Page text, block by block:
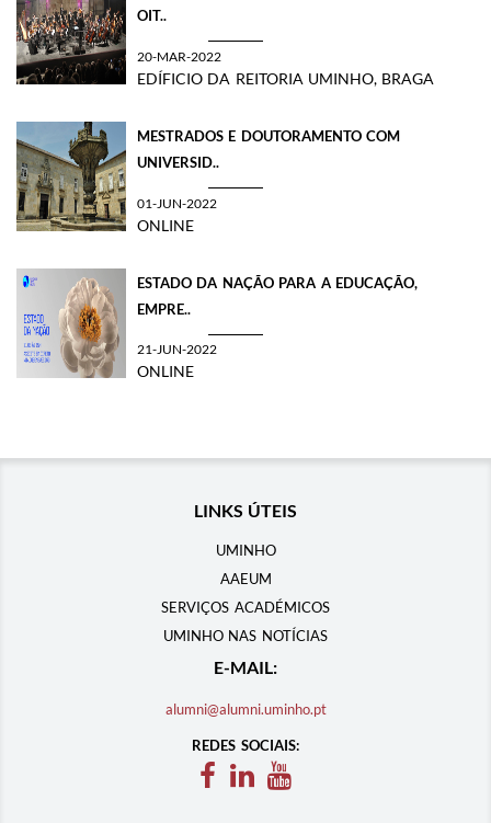
OIT..
20-MAR-2022
EDÍFICIO DA REITORIA UMINHO, BRAGA
MESTRADOS E DOUTORAMENTO COM
UNIVERSID..
01-JUN-2022
ONLINE
ESTADO DA NAÇÃO PARA A EDUCAÇÃO,
EMPRE..
21-JUN-2022
ONLINE
LINKS ÚTEIS
UMINHO
AAEUM
SERVIÇOS ACADÉMICOS
UMINHO NAS NOTÍCIAS
E-MAIL:
alumni@alumni.uminho.pt
REDES SOCIAIS: